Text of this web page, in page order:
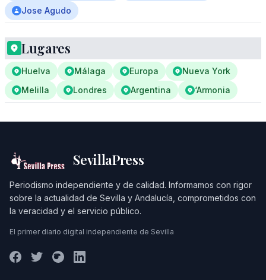
Jose Agudo
Lugares
Huelva Málaga Europa
Nueva York
Melilla
Londres Argentina ‘Armonia
SevillaPress
Periodismo independiente y de calidad. Informamos con rigor
sobre la actualidad de Sevilla y Andalucía, comprometidos con
la veracidad y el servicio público.
El primer diario digital independiente de Sevilla